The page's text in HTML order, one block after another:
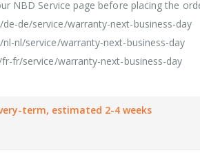
NBD Service page before placing the
de/service/warranty-next-business-day
nl/service/warranty-next-business-day
fr/service/warranty-next-business-day
term, estimated 2-4 weeks